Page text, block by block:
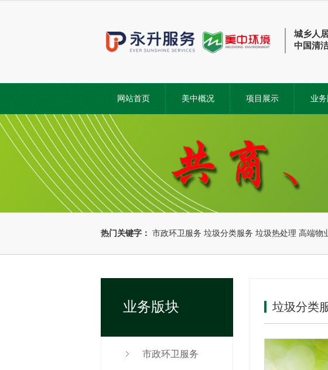
城乡人
中国清
网站首页 美中概况 项目展示 业
热门关键字： 市政环卫服务 垃圾分类服务 垃圾热处理 高端物
业务版块
市政环卫服务
垃圾分类